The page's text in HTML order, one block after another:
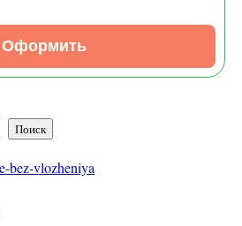
Оформить
Поиск